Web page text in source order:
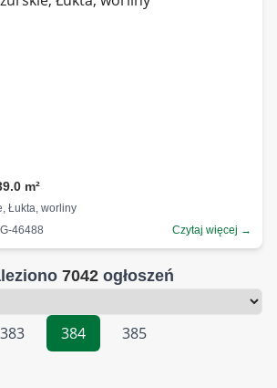
m²
Łukta, worliny
46488
Czytaj więcej →
7042 ogłoszeń
383
384 385